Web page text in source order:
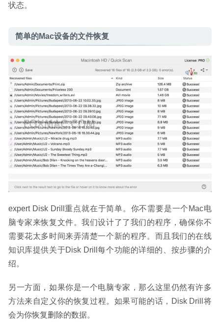
状态。
简单的Mac设备的文件恢复
expert Disk Drill重点就在于简单。你不需要是一个Mac电
脑专家来恢复文件。我们设计了了我们的程序，确保你不
需要花太多时间来弄清楚一个新的程序。而且我们的在线
知识库提供关于Disk Drill每个功能的详细的、按步骤的介
绍。
另一方面，如果你是一个电脑专家，那么这里仍然有许多
方法来自定义你的恢复过程。如果可能的话，Disk Drill将
会为你恢复删除的数据。